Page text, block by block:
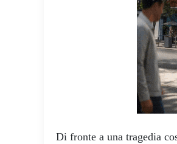
Di fronte a una tragedia